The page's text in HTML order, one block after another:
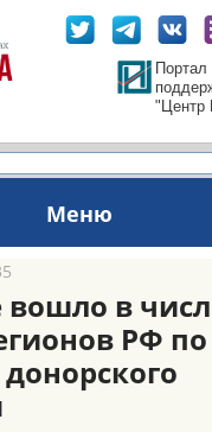
Портал
Меню
в
РФ по